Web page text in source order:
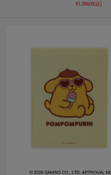
¥1,386(税込)